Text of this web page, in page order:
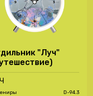
"Луч"
D-94.3